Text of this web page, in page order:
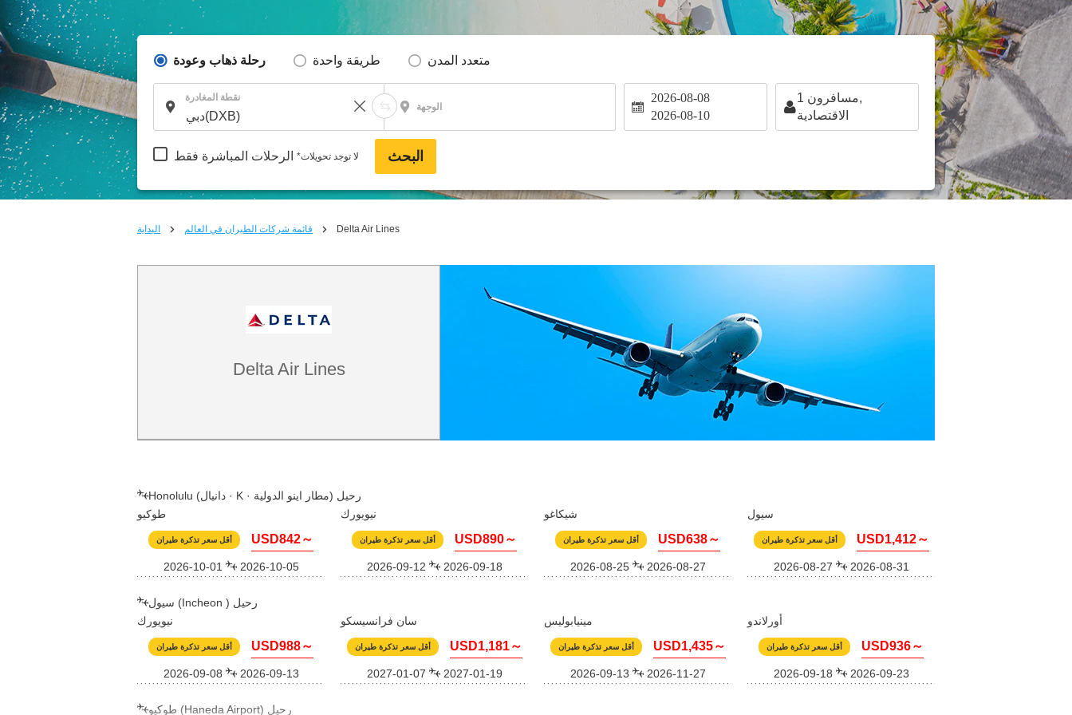
رحلة ذهاب وعودة طريقة واحدة متعدد المدن
نقطة المغادرة
الوجهة
2026-08-08
2026-08-10
1
مسافرون,
الاقتصادية
الرحلات المباشرة فقط *لا توجد تحويلات البحث
البداية قائمة شركات الطيران في العالم Delta Air Lines
Delta Air Lines
Honolulu (دانيال · K · مطار اينو الدولية) رحيل
طوكيو
أقل سعر تذكرة طيران USD842～
2026-10-01 2026-10-05
نيويورك
أقل سعر تذكرة طيران USD890～
2026-09-12 2026-09-18
شيكاغو
أقل سعر تذكرة طيران USD638～
2026-08-25 2026-08-27
سيول
أقل سعر تذكرة طيران USD1,412～
2026-08-27 2026-08-31
سيول (Incheon ) رحيل
نيويورك
أقل سعر تذكرة طيران USD988～
2026-09-08 2026-09-13
سان فرانسيسكو
أقل سعر تذكرة طيران USD1,181～
2027-01-07 2027-01-19
مينيابوليس
أقل سعر تذكرة طيران USD1,435～
2026-09-13 2026-11-27
أورلاندو
أقل سعر تذكرة طيران USD936～
2026-09-18 2026-09-23
طوكيو (Haneda Airport) رحيل